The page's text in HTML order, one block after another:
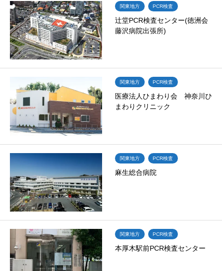
関東地方 PCR検査
辻堂PCR検査センター(徳洲会
藤沢病院出張所)
関東地方 PCR検査
医療法人ひまわり会 神奈川ひ
まわりクリニック
関東地方 PCR検査
麻生総合病院
関東地方 PCR検査
本厚木駅前PCR検査センター